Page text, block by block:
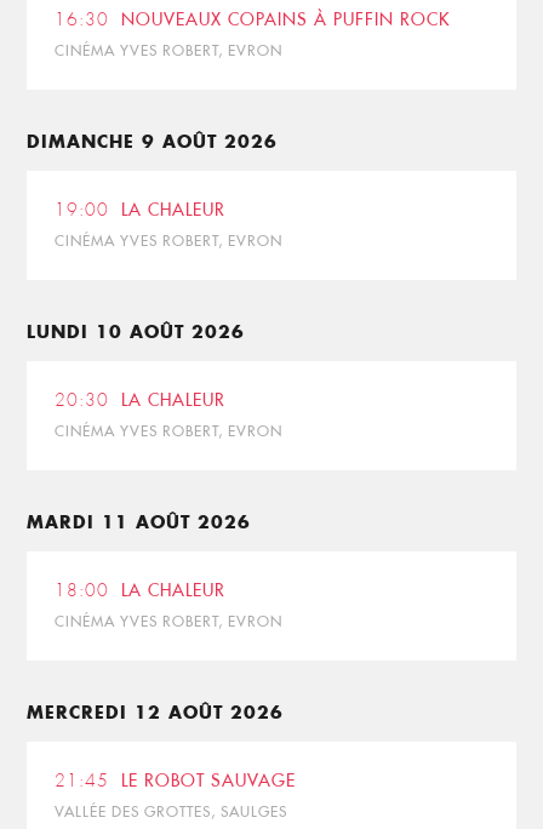
16:30 NOUVEAUX COPAINS À PUFFIN ROCK
CINÉMA YVES ROBERT, EVRON
DIMANCHE 9 AOÛT 2026
19:00 LA CHALEUR
CINÉMA YVES ROBERT, EVRON
LUNDI 10 AOÛT 2026
20:30 LA CHALEUR
CINÉMA YVES ROBERT, EVRON
MARDI 11 AOÛT 2026
18:00 LA CHALEUR
CINÉMA YVES ROBERT, EVRON
MERCREDI 12 AOÛT 2026
21:45 LE ROBOT SAUVAGE
VALLÉE DES GROTTES, SAULGES